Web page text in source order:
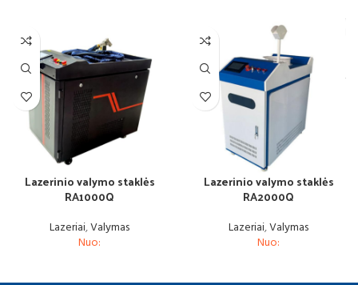
Lazerinio valymo staklės
RA1000Q
Lazeriai,Valymas
Nuo:
Lazerinio valymo staklės
RA2000Q
Lazeriai,Valymas
Nuo: